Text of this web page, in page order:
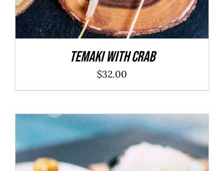
Temaki With Crab
$32.00